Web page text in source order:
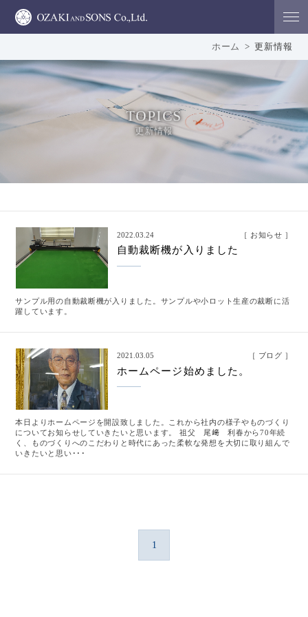
OZAKI AND SONS Co.,Ltd. 株式会社 オザキアン
ホーム > 更新情報
TOPICS
更新情報
お知らせ
2022.03.24
自動裁断機が入りました
サンプル用の自動裁断機が入りました。サンプルや小ロット生産の裁断に活
躍しています。
ブログ
2021.03.05
ホームページ始めました。
本日よりホームページを開設致しました。これから社内の様子やものづくり
についてお知らせしていきたいと思います。 祖父 尾﨑 利春から70年続
く、ものづくりへのこだわりと時代にあった柔軟な発想を大切に取り組んで
いきたいと思い･･･
1